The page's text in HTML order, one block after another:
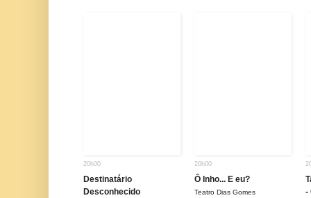
20h00
Destinatário
Desconhecido
20h00
Ô Inho... E eu?
Teatro Dias Gomes
-